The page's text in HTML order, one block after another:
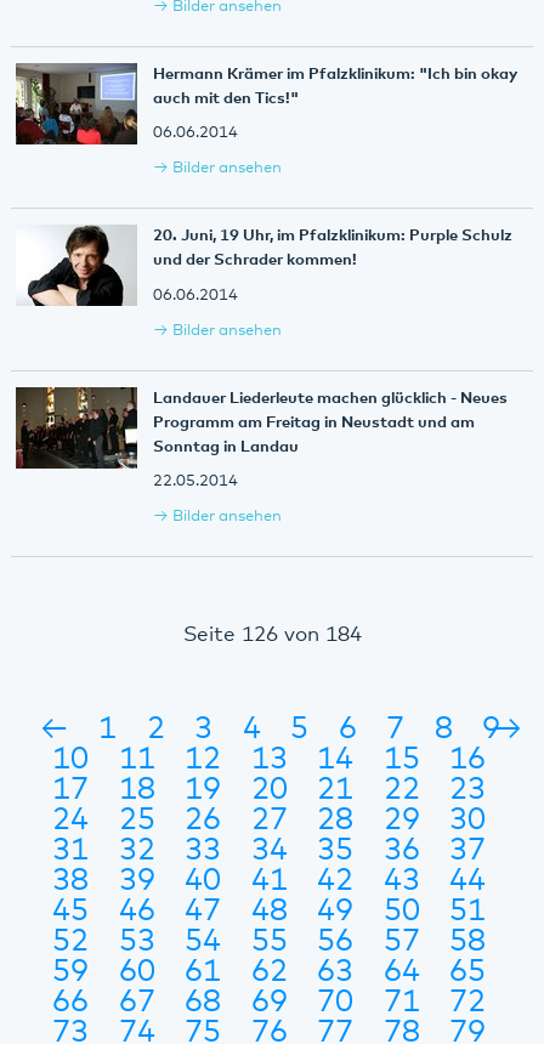
Bilder ansehen
Hermann Krämer im Pfalzklinikum: "Ich bin okay
auch mit den Tics!"
06.06.2014
Bilder ansehen
20. Juni, 19 Uhr, im Pfalzklinikum: Purple Schulz
und der Schrader kommen!
06.06.2014
Bilder ansehen
Landauer Liederleute machen glücklich - Neues
Programm am Freitag in Neustadt und am
Sonntag in Landau
22.05.2014
Bilder ansehen
Seite 126 von 184
← 1 2 3 4 5 6 7 8
9
10
11 12 13 14 15
16
17
18 19 20 21 22
23
24
25 26 27 28 29
30
31
32 33 34 35 36
37
38
39 40 41 42 43
44
45
46 47 48 49 50
51
52
53 54 55 56 57
58
59
60 61 62 63 64
65
66
67 68 69 70 71
72
73
74 75 76 77 78
79
→